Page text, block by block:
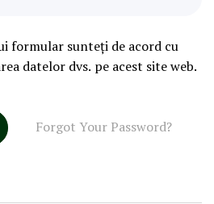
formular sunteți de acord cu
datelor dvs. pe acest site web.
Forgot Your Password?